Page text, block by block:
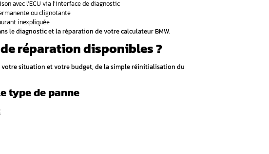
s’impose dès l’apparition de ces symptômes.
professionnelle, contactez Aurel Automobile au 06 98 66
une panne de calculateur
défaillant nécessite une approche méthodique et des outils de
précise des symptômes permet d’orienter efficacement le processus
professionnel